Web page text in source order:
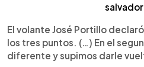
El volante José Portillo
los tres puntos. (…) En el
diferente y supimos darle